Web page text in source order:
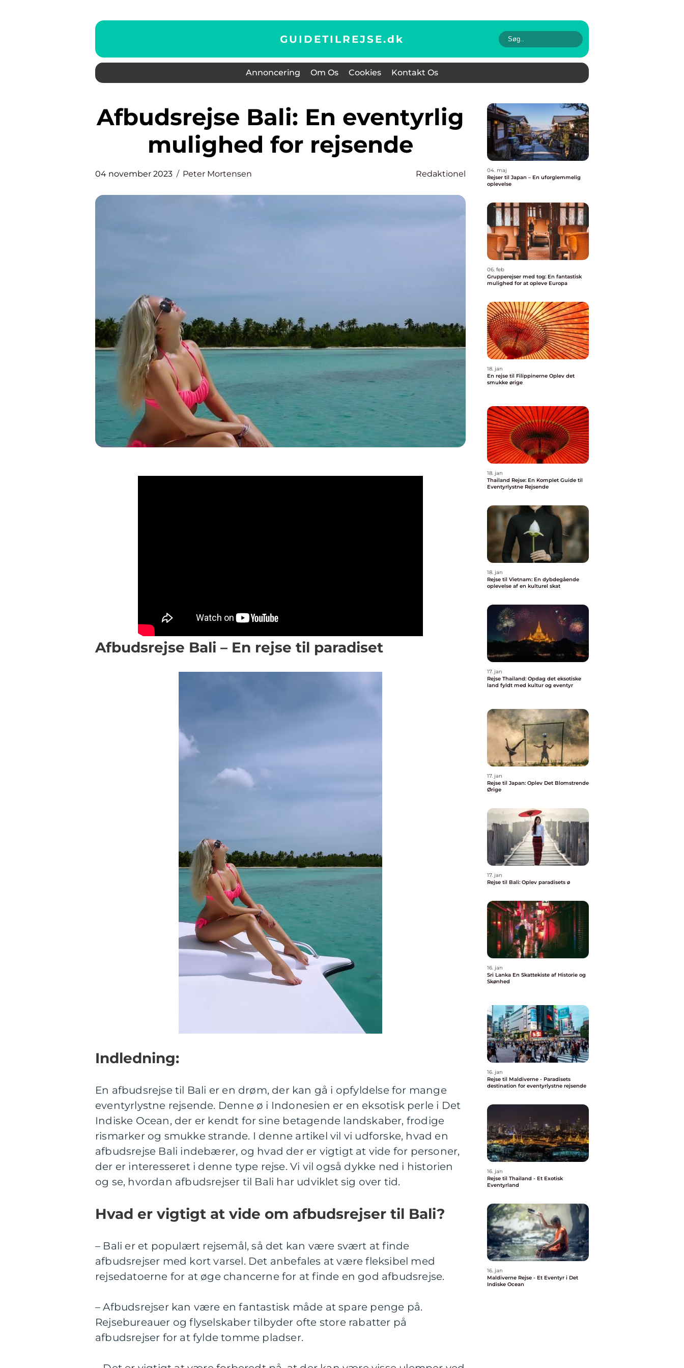
GUIDETILREJSE.dk
Annoncering Om Os Cookies Kontakt Os
Afbudsrejse Bali: En eventyrlig
mulighed for rejsende
04 november 2023 Peter Mortensen Redaktionel
Afbudsrejse Bali – En rejse til paradiset
Indledning:
En afbudsrejse til Bali er en drøm, der kan gå i opfyldelse for mange
eventyrlystne rejsende. Denne ø i Indonesien er en eksotisk perle i Det
Indiske Ocean, der er kendt for sine betagende landskaber, frodige
rismarker og smukke strande. I denne artikel vil vi udforske, hvad en
afbudsrejse Bali indebærer, og hvad der er vigtigt at vide for personer,
der er interesseret i denne type rejse. Vi vil også dykke ned i historien
og se, hvordan afbudsrejser til Bali har udviklet sig over tid.
Hvad er vigtigt at vide om afbudsrejser til Bali?
– Bali er et populært rejsemål, så det kan være svært at finde
afbudsrejser med kort varsel. Det anbefales at være fleksibel med
rejsedatoerne for at øge chancerne for at finde en god afbudsrejse.
– Afbudsrejser kan være en fantastisk måde at spare penge på.
Rejsebureauer og flyselskaber tilbyder ofte store rabatter på
afbudsrejser for at fylde tomme pladser.
04. maj
Rejser til Japan – En uforglemmelig
oplevelse
06. feb
Grupperejser med tog: En fantastisk
mulighed for at opleve Europa
18. jan
En rejse til Filippinerne Oplev det
smukke ørige
18. jan
Thailand Rejse: En Komplet Guide til
Eventyrlystne Rejsende
18. jan
Rejse til Vietnam: En dybdegående
oplevelse af en kulturel skat
17. jan
Rejse Thailand: Opdag det eksotiske
land fyldt med kultur og eventyr
17. jan
Rejse til Japan: Oplev Det Blomstrende
Ørige
17. jan
Rejse til Bali: Oplev paradisets ø
16. jan
Sri Lanka En Skattekiste af Historie og
Skønhed
16. jan
Rejse til Maldiverne - Paradisets
destination for eventyrlystne rejsende
16. jan
Rejse til Thailand - Et Exotisk
Eventyrland
16. jan
Maldiverne Rejse - Et Eventyr i Det
Indiske Ocean